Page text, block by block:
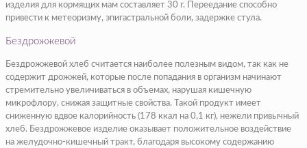
изделия для кормящих мам составляет 30 г. Переедание способно
привести к метеоризму, эпигастральной боли, задержке стула.
Бездрожжевой
Бездрожжевой хлеб считается наиболее полезным видом, так как не
содержит дрожжей, которые после попадания в организм начинают
стремительно увеличиваться в объемах, нарушая кишечную
микрофлору, снижая защитные свойства. Такой продукт имеет
сниженную вдвое калорийность (178 ккал на 0,1 кг), нежели привычный
хлеб. Бездрожжевое изделие оказывает положительное воздействие
на желудочно-кишечный тракт, благодаря высокому содержанию